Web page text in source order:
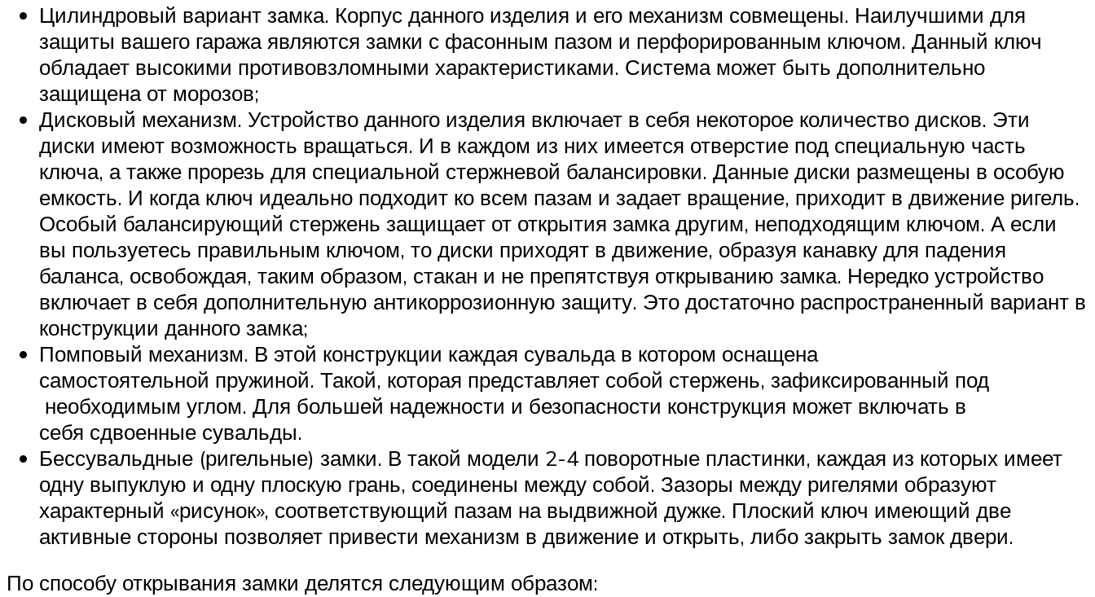
Цилиндровый вариант замка. Корпус данного изделия и его механизм совмещены. Наилучшими для
защиты вашего гаража являются замки с фасонным пазом и перфорированным ключом. Данный ключ
обладает высокими противовзломными характеристиками. Система может быть дополнительно
защищена от морозов;
Дисковый механизм. Устройство данного изделия включает в себя некоторое количество дисков. Эти
диски имеют возможность вращаться. И в каждом из них имеется отверстие под специальную часть
ключа, а также прорезь для специальной стержневой балансировки. Данные диски размещены в особую
емкость. И когда ключ идеально подходит ко всем пазам и задает вращение, приходит в движение ригель.
Особый балансирующий стержень защищает от открытия замка другим, неподходящим ключом. А если
вы пользуетесь правильным ключом, то диски приходят в движение, образуя канавку для падения
баланса, освобождая, таким образом, стакан и не препятствуя открыванию замка. Нередко устройство
включает в себя дополнительную антикоррозионную защиту. Это достаточно распространенный вариант в
конструкции данного замка;
Помповый механизм. В этой конструкции каждая сувальда в котором оснащена
самостоятельной пружиной. Такой, которая представляет собой стержень, зафиксированный под
необходимым углом. Для большей надежности и безопасности конструкция может включать в
себя сдвоенные сувальды.
Бессувальдные (ригельные) замки. В такой модели 2-4 поворотные пластинки, каждая из которых имеет
одну выпуклую и одну плоскую грань, соединены между собой. Зазоры между ригелями образуют
характерный «рисунок», соответствующий пазам на выдвижной дужке. Плоский ключ имеющий две
активные стороны позволяет привести механизм в движение и открыть, либо закрыть замок двери.
По способу открывания замки делятся следующим образом: